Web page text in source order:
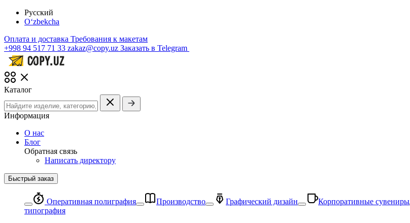
Русский
O‘zbekcha
Оплата и доставка Требования к макетам
+998 94 517 71 33 zakaz@copy.uz Заказать в Telegram
Каталог
Информация
О нас
Блог
Обратная связь
Написать директору
Быстрый заказ
Оперативная полиграфия Производство Графический дизайн Корпоративные сувениры
типография